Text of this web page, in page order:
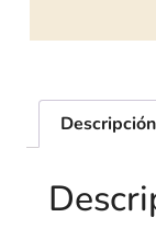
Descripción